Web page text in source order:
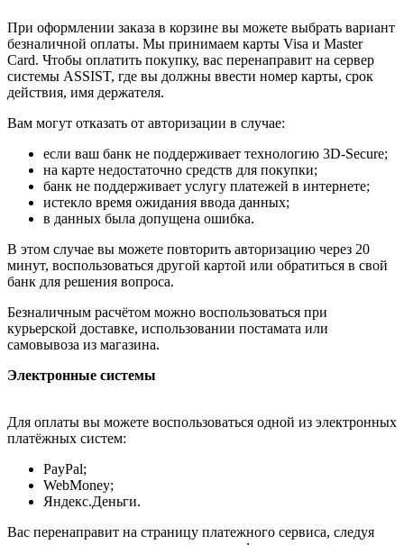
При оформлении заказа в корзине вы можете выбрать вариант
безналичной оплаты. Мы принимаем карты Visa и Master
Card. Чтобы оплатить покупку, вас перенаправит на сервер
системы ASSIST, где вы должны ввести номер карты, срок
действия, имя держателя.
Вам могут отказать от авторизации в случае:
если ваш банк не поддерживает технологию 3D-Secure;
на карте недостаточно средств для покупки;
банк не поддерживает услугу платежей в интернете;
истекло время ожидания ввода данных;
в данных была допущена ошибка.
В этом случае вы можете повторить авторизацию через 20
минут, воспользоваться другой картой или обратиться в свой
банк для решения вопроса.
Безналичным расчётом можно воспользоваться при
курьерской доставке, использовании постамата или
самовывоза из магазина.
Электронные системы
Для оплаты вы можете воспользоваться одной из электронных
платёжных систем:
PayPal;
WebMoney;
Яндекс.Деньги.
Вас перенаправит на страницу платежного сервиса, следуя